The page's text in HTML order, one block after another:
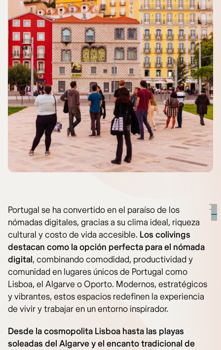
Portugal se ha convertido en el paraíso de los
nómadas digitales, gracias a su clima ideal, riqueza
cultural y costo de vida accesible. Los colivings
destacan como la opción perfecta para el nómada
digital, combinando comodidad, productividad y
comunidad en lugares únicos de Portugal como
Lisboa, el Algarve o Oporto. Modernos, estratégicos
y vibrantes, estos espacios redefinen la experiencia
de vivir y trabajar en un entorno inspirador.
Desde la cosmopolita Lisboa hasta las playas
soleadas del Algarve y el encanto tradicional de